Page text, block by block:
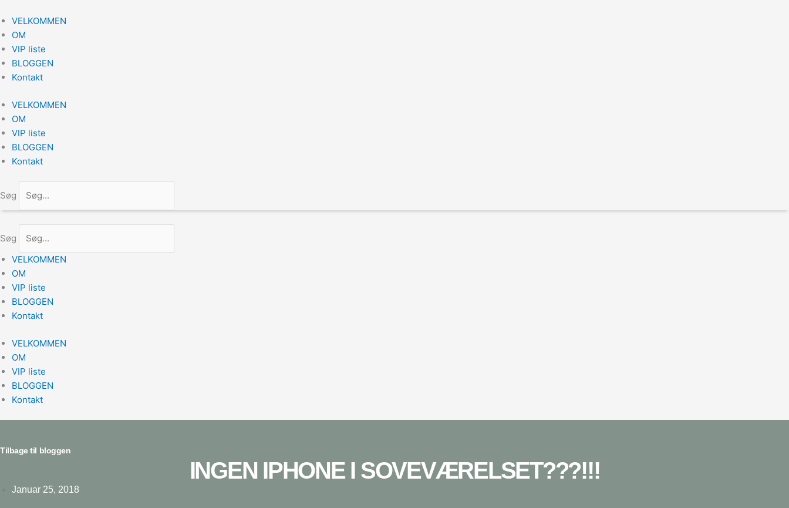
til
indholdet
VELKOMMEN
OM
VIP liste
BLOGGEN
Kontakt
VELKOMMEN
OM
VIP liste
BLOGGEN
Kontakt
Søg
Søg
VELKOMMEN
OM
VIP liste
BLOGGEN
Kontakt
VELKOMMEN
OM
VIP liste
BLOGGEN
Kontakt
Tilbage til bloggen
INGEN IPHONE I SOVEVÆRELSET???!!!
Januar 25, 2018